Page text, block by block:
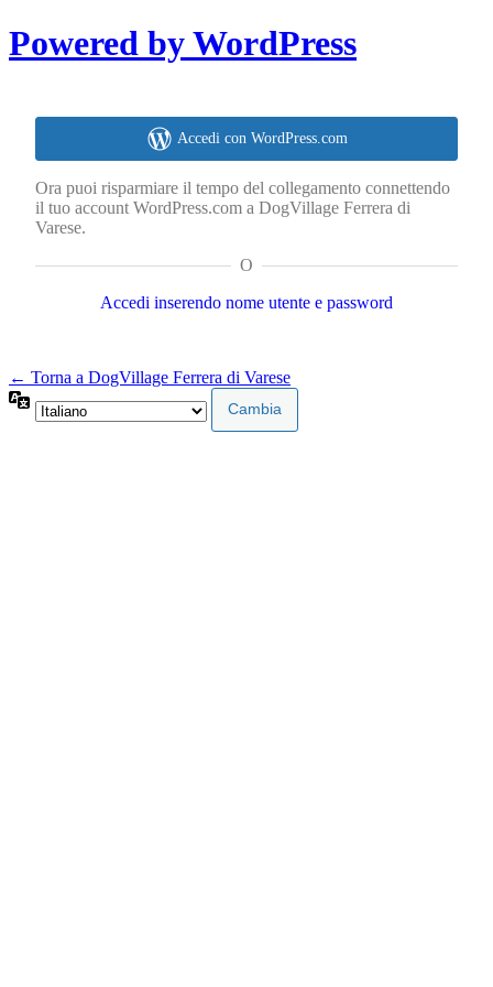
Powered by WordPress
Accedi con WordPress.com
Ora puoi risparmiare il tempo del collegamento connettendo
il tuo account WordPress.com a DogVillage Ferrera di
Varese.
O
Accedi inserendo nome utente e password
← Torna a DogVillage Ferrera di Varese